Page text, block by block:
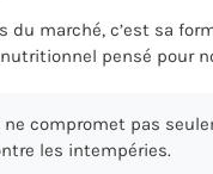
marché, c’est sa
pensé pour
compromet pas
les intempéries.